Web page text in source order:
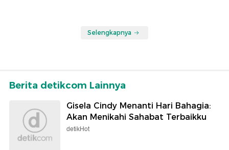
Selengkapnya
Berita detikcom Lainnya
Gisela Cindy Menanti Hari Bahagia:
Akan Menikahi Sahabat Terbaikku
detikHot